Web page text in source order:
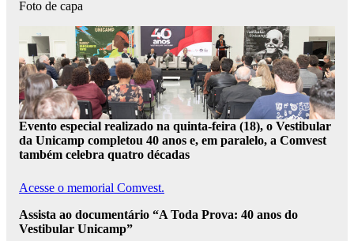
Foto de capa
Evento especial realizado na quinta-feira (18), o Vestibular
da Unicamp completou 40 anos e, em paralelo, a Comvest
também celebra quatro décadas
Acesse o memorial Comvest.
Assista ao documentário “A Toda Prova: 40 anos do
Vestibular Unicamp”